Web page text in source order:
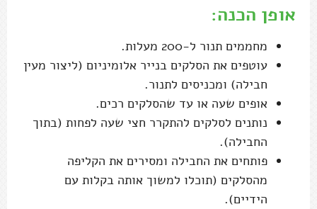
אופן הכנה:
מחממים תנור ל-200 מעלות.
עוטפים את הסלקים בנייר אלומיניום (ליצור מעין
חבילה) ומכניסים לתנור.
אופים שעה או עד שהסלקים רכים.
נותנים לסלקים להתקרר חצי שעה לפחות (בתוך
החבילה).
פותחים את החבילה ומסירים את הקליפה
מהסלקים (תוכלו למשוך אותה בקלות עם
הידיים).